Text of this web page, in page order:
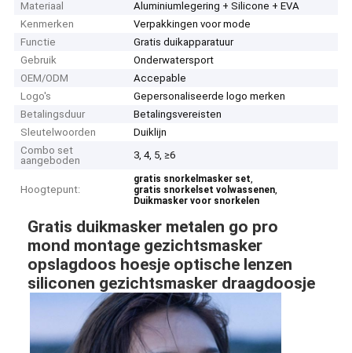
Materiaal
Aluminiumlegering + Silicone + EVA
Kenmerken
Verpakkingen voor mode
Functie
Gratis duikapparatuur
Gebruik
Onderwatersport
OEM/ODM
Accepable
Logo's
Gepersonaliseerde logo merken
Betalingsduur
Betalingsvereisten
Sleutelwoorden
Duiklijn
Combo set
aangeboden
3, 4, 5, ≥6
Hoogtepunt:
gratis snorkelmasker set,
gratis snorkelset volwassenen,
Duikmasker voor snorkelen
Gratis duikmasker metalen go pro
mond montage gezichtsmasker
opslagdoos hoesje optische lenzen
siliconen gezichtsmasker draagdoosje